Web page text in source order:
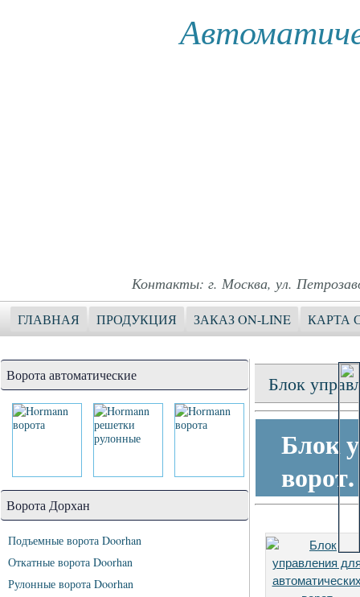
Контакты: г. Москва, ул.
ГЛАВНАЯ ПРОДУКЦИЯ ЗАКАЗ ON-LINE КАРТА
Ворота автоматические
Ворота Дорхан
Подъемные ворота Doorhan
Откатные ворота Doorhan
Рулонные ворота Doorhan
Блок
Блок
ворот.